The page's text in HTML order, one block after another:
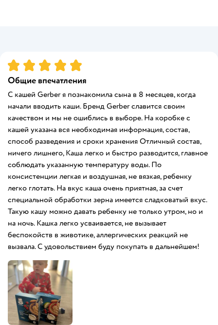
Рейтинг:5
Общие впечатления
С кашей Gerber я познакомила сына в 8 месяцев, когда
начали вводить каши. Бренд Gerber славится своим
качеством и мы не ошиблись в выборе. На коробке с
кашей указана вся необходимая информация, состав,
способ разведения и сроки хранения Отличный состав,
ничего лишнего, Каша легко и быстро разводится, главное
соблюдать указанную температуру воды. По
консистенции легкая и воздушная, не вязкая, ребенку
легко глотать. На вкус каша очень приятная, за счет
специальной обработки зерна имеется сладковатый вкус.
Такую кашу можно давать ребенку не только утром, но и
на ночь. Кашка легко усваивается, не вызывает
беспокойств в животике, аллергических реакций не
вызвала. С удовольствием буду покупать в дальнейшем!